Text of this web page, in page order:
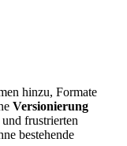
hinzu, Formate
Versionierung
frustrierten
bestehende